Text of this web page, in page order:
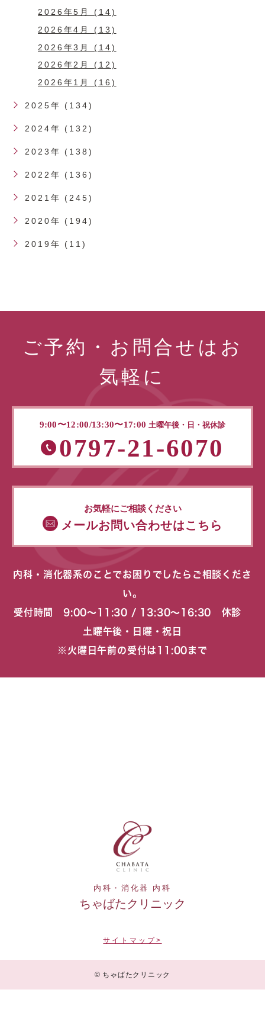
2026年5月 (14)
2026年4月 (13)
2026年3月 (14)
2026年2月 (12)
2026年1月 (16)
2025年 (134)
2024年 (132)
2023年 (138)
2022年 (136)
2021年 (245)
2020年 (194)
2019年 (11)
ご予約・お問合せはお
気軽に
9:00〜12:00/13:30〜17:00 土曜午後・日・祝休診
0797-21-6070
お気軽にご相談ください
メールお問い合わせはこちら
内科・消化器系のことでお困りでしたらご相談くださ
い。
受付時間 9:00〜11:30 / 13:30〜16:30 休診
土曜午後・日曜・祝日
※火曜日午前の受付は11:00まで
内科・消化器 内科
ちゃばたクリニック
サイトマップ>
© ちゃばたクリニック